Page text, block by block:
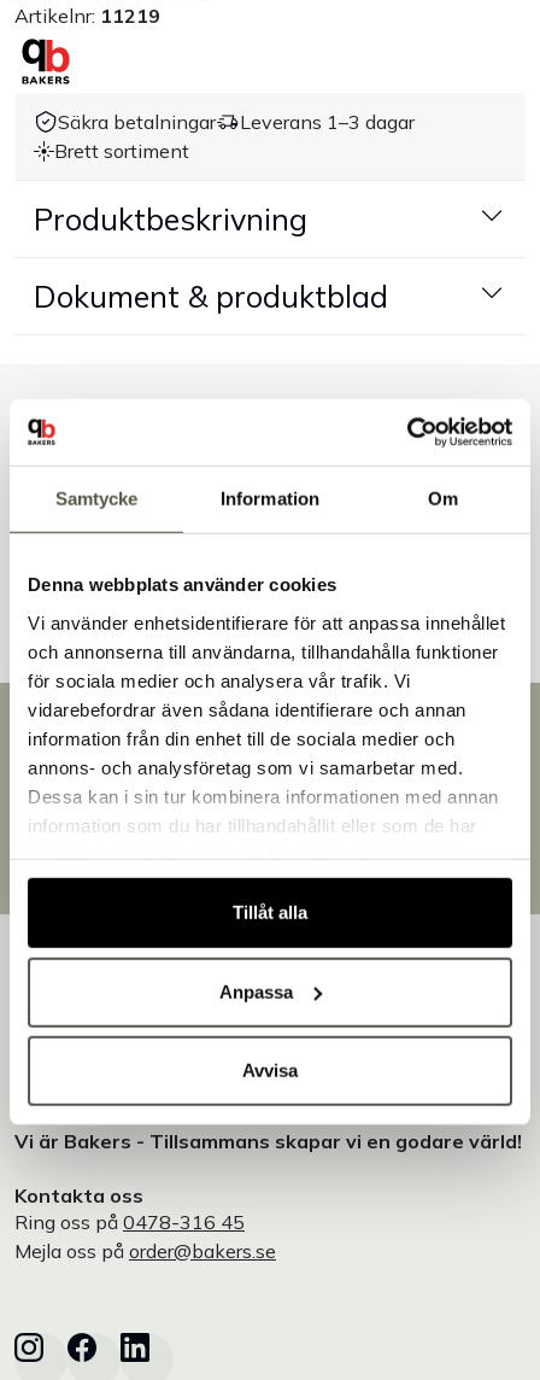
Samtycke Information Om
Denna webbplats använder cookies
Vi använder enhetsidentifierare för att anpassa innehållet
och annonserna till användarna, tillhandahålla funktioner
för sociala medier och analysera vår trafik. Vi
vidarebefordrar även sådana identifierare och annan
information från din enhet till de sociala medier och
annons- och analysföretag som vi samarbetar med.
Dessa kan i sin tur kombinera informationen med annan
information som du har tillhandahållit eller som de har
Tillåt alla
Anpassa
Avvisa
Monin
Handla efter bransch
Kontakt
Artikelnr: 11219
Säkra betalningar
Leverans 1–3 dagar
Brett sortiment
Produktbeskrivning
Dokument & produktblad
Liknande produkter
Snabb leverans
Leverans inom 3-5 arbetsdagar.
Brett sortiment
Över 30 000 produkter
Designat och tillverkat i Småland
utrustning för bageri, konditori och restaurang – med egen
produktion i Småland.
Vi är Bakers - Tillsammans skapar vi en godare värld!
Kontakta oss
Ring oss på 0478-316 45
Mejla oss på order@bakers.se
Välkommen till Bakers!
Handlar du som företag eller privatperson?
Fortsätt som privatperson